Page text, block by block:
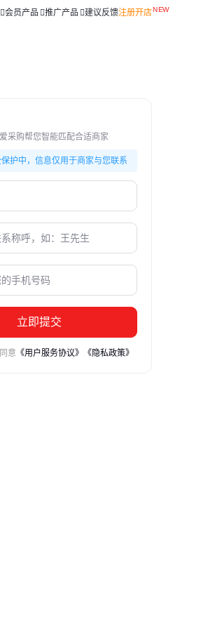
会员产品 推广产品 建议反馈注册开店
采购帮您智能匹配合适商家
护中，信息仅用于商家与您联系
立即提交
意 《用户服务协议》 《隐私政策》